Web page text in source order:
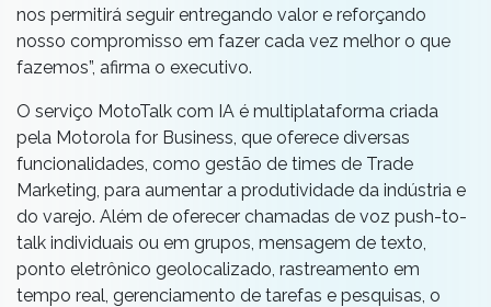
nos permitirá seguir entregando valor e reforçando
nosso compromisso em fazer cada vez melhor o que
fazemos”, afirma o executivo.
O serviço MotoTalk com IA é multiplataforma criada
pela Motorola for Business, que oferece diversas
funcionalidades, como gestão de times de Trade
Marketing, para aumentar a produtividade da indústria e
do varejo. Além de oferecer chamadas de voz push-to-
talk individuais ou em grupos, mensagem de texto,
ponto eletrônico geolocalizado, rastreamento em
tempo real, gerenciamento de tarefas e pesquisas, o